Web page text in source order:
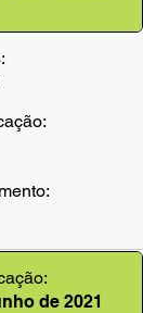
de 2021